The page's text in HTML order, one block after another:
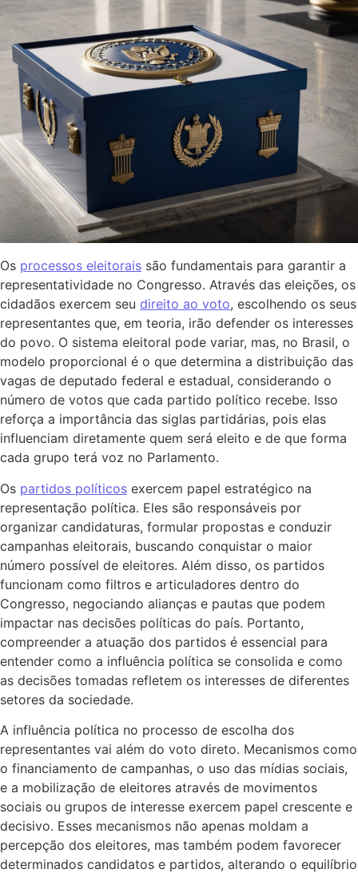
Os processos eleitorais são fundamentais para garantir a
representatividade no Congresso. Através das eleições, os
cidadãos exercem seu direito ao voto, escolhendo os seus
representantes que, em teoria, irão defender os interesses
do povo. O sistema eleitoral pode variar, mas, no Brasil, o
modelo proporcional é o que determina a distribuição das
vagas de deputado federal e estadual, considerando o
número de votos que cada partido político recebe. Isso
reforça a importância das siglas partidárias, pois elas
influenciam diretamente quem será eleito e de que forma
cada grupo terá voz no Parlamento.
Os partidos políticos exercem papel estratégico na
representação política. Eles são responsáveis por
organizar candidaturas, formular propostas e conduzir
campanhas eleitorais, buscando conquistar o maior
número possível de eleitores. Além disso, os partidos
funcionam como filtros e articuladores dentro do
Congresso, negociando alianças e pautas que podem
impactar nas decisões políticas do país. Portanto,
compreender a atuação dos partidos é essencial para
entender como a influência política se consolida e como
as decisões tomadas refletem os interesses de diferentes
setores da sociedade.
A influência política no processo de escolha dos
representantes vai além do voto direto. Mecanismos como
o financiamento de campanhas, o uso das mídias sociais,
e a mobilização de eleitores através de movimentos
sociais ou grupos de interesse exercem papel crescente e
decisivo. Esses mecanismos não apenas moldam a
percepção dos eleitores, mas também podem favorecer
determinados candidatos e partidos, alterando o equilíbrio